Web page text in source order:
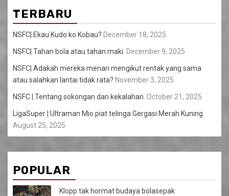
TERBARU
NSFC| Ekau Kudo ko Kobau? December 18, 2025
NSFC| Tahan bola atau tahan maki. December 9, 2025
NSFC| Adakah mereka menari mengikut rentak yang sama
atau salahkan lantai tidak rata? November 3, 2025
NSFC | Tentang sokongan dan kekalahan. October 21, 2025
LigaSuper | Ultraman Mio piat telinga Gergasi Merah Kuning
August 25, 2025
POPULAR
Klopp tak hormat budaya bolasepak